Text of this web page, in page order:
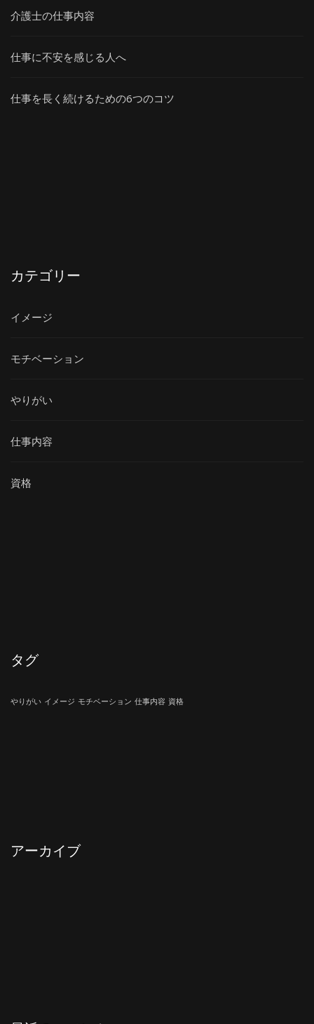
介護士の仕事内容
仕事に不安を感じる人へ
仕事を長く続けるための6つのコツ
カテゴリー
イメージ
モチベーション
やりがい
仕事内容
資格
タグ
やりがい イメージ モチベーション 仕事内容 資格
アーカイブ